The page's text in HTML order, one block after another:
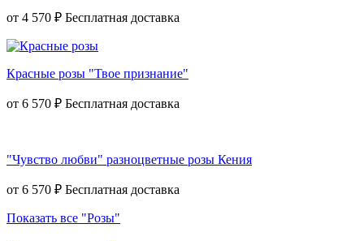
от 4 570 ₽
Красные розы "Твое признание"
от 6 570 ₽
"Чувство любви" разноцветные розы Кения
от 6 570 ₽
Показать все "Розы"